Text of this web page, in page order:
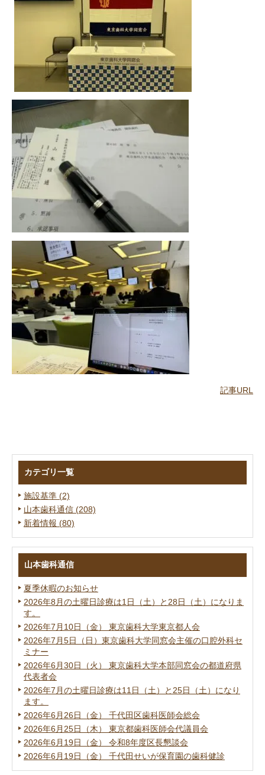
記事URL
カテゴリ一覧
施設基準 (2)
山本歯科通信 (208)
新着情報 (80)
山本歯科通信
夏季休暇のお知らせ
2026年8月の土曜日診療は1日（土）と28日（土）になりま
す。
2026年7月10日（金） 東京歯科大学東京都人会
2026年7月5日（日）東京歯科大学同窓会主催の口腔外科セ
ミナー
2026年6月30日（火） 東京歯科大学本部同窓会の都道府県
代表者会
2026年7月の土曜日診療は11日（土）と25日（土）になり
ます。
2026年6月26日（金） 千代田区歯科医師会総会
2026年6月25日（木） 東京都歯科医師会代議員会
2026年6月19日（金） 令和8年度区長懇談会
2026年6月19日（金） 千代田せいが保育園の歯科健診